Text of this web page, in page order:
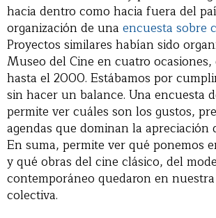
hacia dentro como hacia fuera del
organización de una encuesta sobre
Proyectos similares habían sido
Museo del Cine en cuatro ocasiones,
hasta el 2000. Estábamos por
sin hacer un balance. Una encuesta
permite ver cuáles son los gustos,
agendas que dominan la apreciación
En suma, permite ver qué ponemos
y qué obras del cine clásico, del
contemporáneo quedaron en
colectiva.